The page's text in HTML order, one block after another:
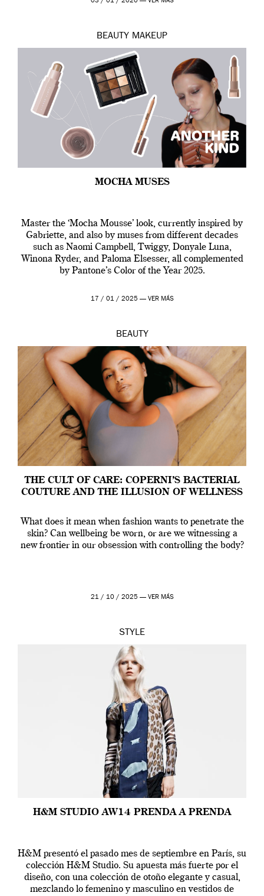
BEAUTY MAKEUP
MOCHA MUSES
Master the ‘Mocha Mousse’ look, currently inspired by
Gabriette, and also by muses from different decades
such as Naomi Campbell, Twiggy, Donyale Luna,
Winona Ryder, and Paloma Elsesser, all complemented
by Pantone’s Color of the Year 2025.
17 / 01 / 2025 — VER MÁS
BEAUTY
THE CULT OF CARE: COPERNI’S BACTERIAL
COUTURE AND THE ILLUSION OF WELLNESS
What does it mean when fashion wants to penetrate the
skin? Can wellbeing be worn, or are we witnessing a
new frontier in our obsession with controlling the body?
21 / 10 / 2025 — VER MÁS
STYLE
H&M STUDIO AW14 PRENDA A PRENDA
H&M presentó el pasado mes de septiembre en París, su
colección H&M Studio. Su apuesta más fuerte por el
diseño, con una colección de otoño elegante y casual,
mezclando lo femenino y masculino en vestidos de